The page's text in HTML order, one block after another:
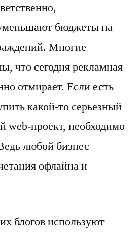
бюджеты на
Многие
что сегодня рекламная
отмирает. Если есть
какой-то серьезный
web-проект, необходимо
любой бизнес
офлайна и
блогов используют